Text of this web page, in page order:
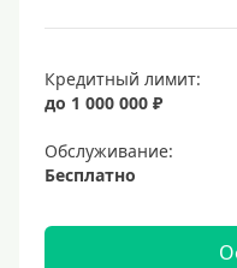
Кредитный лимит:
до 1 000 000 ₽
Обслуживание:
Бесплатно